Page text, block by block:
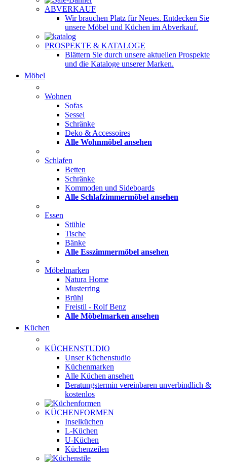
ABVERKAUF
Wir brauchen Platz für Neues. Entdecken Sie
unsere Möbel und Küchen im Abverkauf.
PROSPEKTE & KATALOGE
Blättern Sie durch unsere aktuellen Prospekte
und die Kataloge unserer Marken.
Möbel
Wohnen
Sofas
Sessel
Schränke
Deko & Accessoires
Alle Wohnmöbel ansehen
Schlafen
Betten
Schränke
Kommoden und Sideboards
Alle Schlafzimmermöbel ansehen
Essen
Stühle
Tische
Bänke
Alle Esszimmermöbel ansehen
Möbelmarken
Natura Home
Musterring
Brühl
Freistil - Rolf Benz
Alle Möbelmarken ansehen
Küchen
KÜCHENSTUDIO
Unser Küchenstudio
Küchenmarken
Alle Küchen ansehen
Beratungstermin vereinbaren unverbindlich &
kostenlos
KÜCHENFORMEN
Inselküchen
L-Küchen
U-Küchen
Küchenzeilen